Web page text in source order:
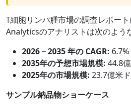
T細胞リンパ腫市場の調査レポー
Analyticsのアナリストは次のよう
2026－2035 年の CAGR: 6.7%
2035年の予想市場規模: 44.8
2025年の市場規模: 23.7億米
サンプル納品物ショーケース